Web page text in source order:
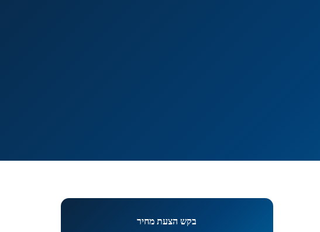
בקש הצעת מחיר